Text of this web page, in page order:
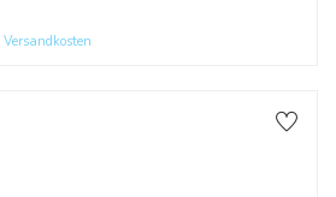
Versandkosten